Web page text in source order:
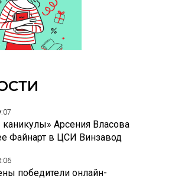
каникулы» Арсения Власова
Файнарт в ЦСИ Винзавод
победители онлайн-